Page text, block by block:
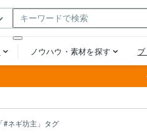
「#ネギ坊主」タグ